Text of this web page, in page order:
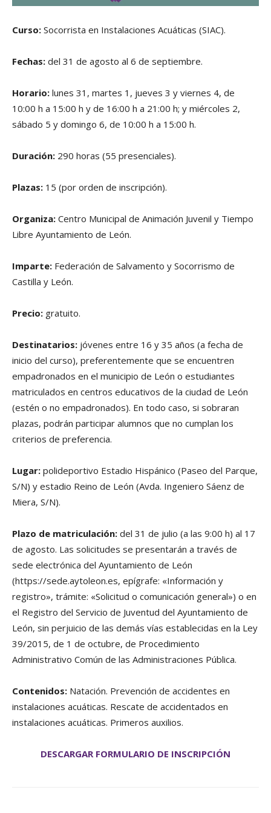
Curso: Socorrista en Instalaciones Acuáticas (SIAC).
Fechas: del 31 de agosto al 6 de septiembre.
Horario: lunes 31, martes 1, jueves 3 y viernes 4, de
10:00 h a 15:00 h y de 16:00 h a 21:00 h; y miércoles 2,
sábado 5 y domingo 6, de 10:00 h a 15:00 h.
Duración: 290 horas (55 presenciales).
Plazas: 15 (por orden de inscripción).
Organiza: Centro Municipal de Animación Juvenil y Tiempo
Libre Ayuntamiento de León.
Imparte: Federación de Salvamento y Socorrismo de
Castilla y León.
Precio: gratuito.
Destinatarios: jóvenes entre 16 y 35 años (a fecha de
inicio del curso), preferentemente que se encuentren
empadronados en el municipio de León o estudiantes
matriculados en centros educativos de la ciudad de León
(estén o no empadronados). En todo caso, si sobraran
plazas, podrán participar alumnos que no cumplan los
criterios de preferencia.
Lugar: polideportivo Estadio Hispánico (Paseo del Parque,
S/N) y estadio Reino de León (Avda. Ingeniero Sáenz de
Miera, S/N).
Plazo de matriculación: del 31 de julio (a las 9:00 h) al 17
de agosto. Las solicitudes se presentarán a través de
sede electrónica del Ayuntamiento de León
(https://sede.aytoleon.es, epígrafe: «Información y
registro», trámite: «Solicitud o comunicación general») o en
el Registro del Servicio de Juventud del Ayuntamiento de
León, sin perjuicio de las demás vías establecidas en la Ley
39/2015, de 1 de octubre, de Procedimiento
Administrativo Común de las Administraciones Pública.
Contenidos: Natación. Prevención de accidentes en
instalaciones acuáticas. Rescate de accidentados en
instalaciones acuáticas. Primeros auxilios.
DESCARGAR FORMULARIO DE INSCRIPCIÓN